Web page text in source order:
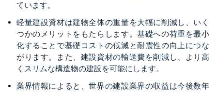
ています。
軽量建設資材は建物全体の重量を大幅に削減し、いく
つかのメリットをもたらします。基礎への荷重を最小
化することで基礎コストの低減と耐震性の向上につな
がります。また、建設資材の輸送費を削減し、より高
くスリムな構造物の建設を可能にします。
業界情報によると、世界の建設業界の収益は今後数年